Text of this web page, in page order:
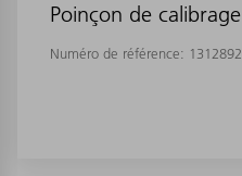
Poinçon de calibrage
Numéro de référence: 1312892